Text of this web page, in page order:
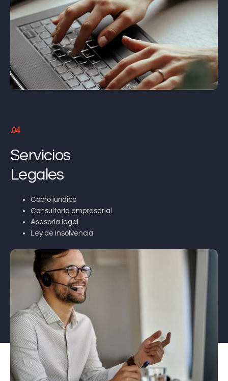
.04
Servicios
Legales
Cobro jurídico
Consultoría empresarial
Asesoría legal
Ley de insolvencia